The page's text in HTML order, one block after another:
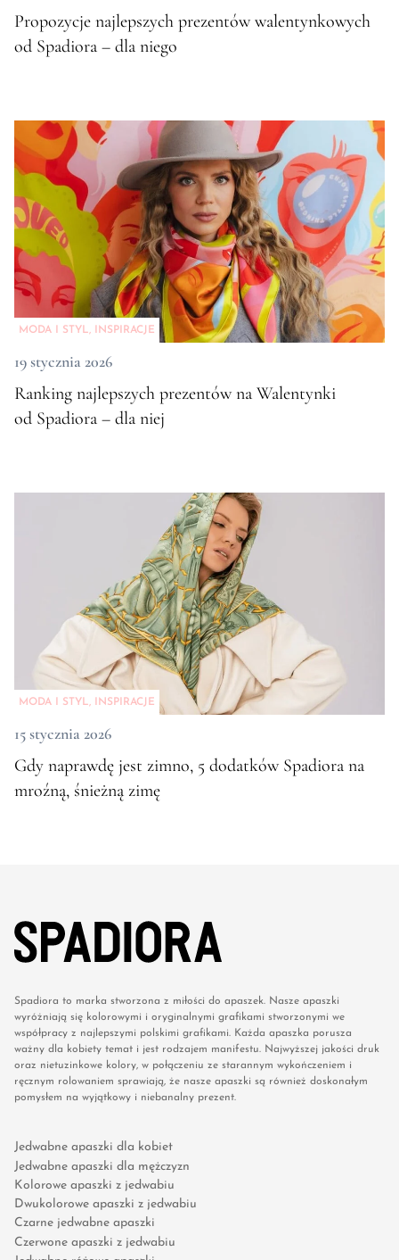
Propozycje najlepszych prezentów walentynkowych
od Spadiora – dla niego
MODA I STYL, INSPIRACJE
19 stycznia 2026
Ranking najlepszych prezentów na Walentynki
od Spadiora – dla niej
MODA I STYL, INSPIRACJE
15 stycznia 2026
Gdy naprawdę jest zimno, 5 dodatków Spadiora na
mroźną, śnieżną zimę
Spadiora to marka stworzona z miłości do apaszek. Nasze apaszki
wyróżniają się kolorowymi i oryginalnymi grafikami stworzonymi we
współpracy z najlepszymi polskimi grafikami. Każda apaszka porusza
ważny dla kobiety temat i jest rodzajem manifestu. Najwyższej jakości druk
oraz nietuzinkowe kolory, w połączeniu ze starannym wykończeniem i
ręcznym rolowaniem sprawiają, że nasze apaszki są również doskonałym
pomysłem na wyjątkowy i niebanalny prezent.
Jedwabne apaszki dla kobiet
Jedwabne apaszki dla mężczyzn
Kolorowe apaszki z jedwabiu
Dwukolorowe apaszki z jedwabiu
Czarne jedwabne apaszki
Czerwone apaszki z jedwabiu